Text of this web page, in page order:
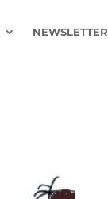
NEWSLETTER